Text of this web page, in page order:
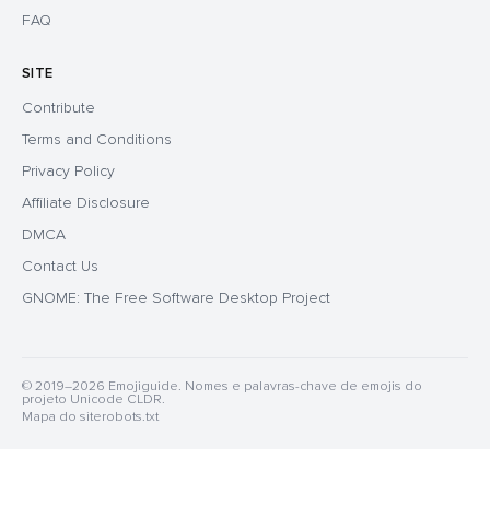
FAQ
SITE
Contribute
Terms and Conditions
Privacy Policy
Affiliate Disclosure
DMCA
Contact Us
GNOME: The Free Software Desktop Project
© 2019–2026 Emojiguide. Nomes e palavras-chave de emojis do
projeto Unicode CLDR.
Mapa do siterobots.txt